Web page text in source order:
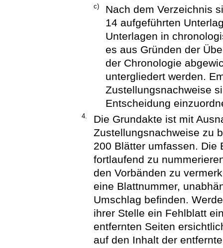
c)
Nach dem Verzeichnis
14 aufgeführten
Unterlagen in
es aus Gründen der
der Chronologie
untergliedert werden.
Zustellungsnachweise
Entscheidung
4.
Die Grundakte ist mit
Zustellungsnachweise zu
200 Blätter umfassen. Die
fortlaufend zu
den Vorbänden zu
eine Blattnummer,
Umschlag befinden.
ihrer Stelle ein Fehlblatt
entfernten Seiten
auf den Inhalt der